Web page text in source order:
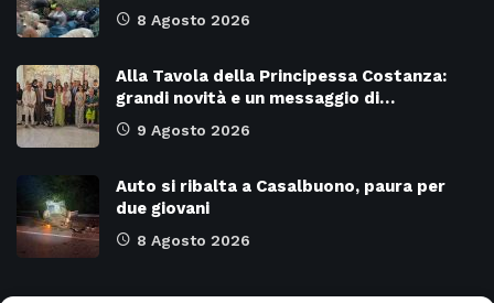
8 Agosto 2026
Alla Tavola della Principessa Costanza:
grandi novità e un messaggio di…
9 Agosto 2026
Auto si ribalta a Casalbuono, paura per
due giovani
8 Agosto 2026